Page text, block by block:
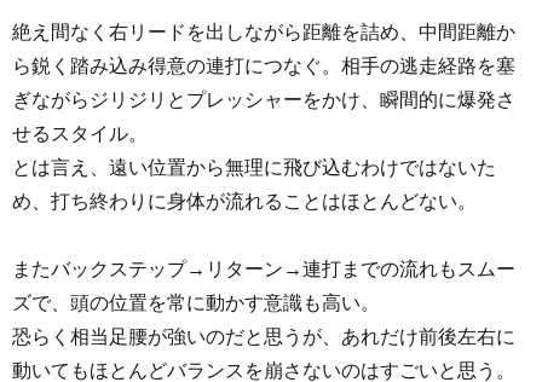
絶え間なく右リードを出しながら距離を詰め、中間距離か
ら鋭く踏み込み得意の連打につなぐ。相手の逃走経路を塞
ぎながらジリジリとプレッシャーをかけ、瞬間的に爆発さ
せるスタイル。
とは言え、遠い位置から無理に飛び込むわけではないた
め、打ち終わりに身体が流れることはほとんどない。
またバックステップ→リターン→連打までの流れもスムー
ズで、頭の位置を常に動かす意識も高い。
恐らく相当足腰が強いのだと思うが、あれだけ前後左右に
動いてもほとんどバランスを崩さないのはすごいと思う。